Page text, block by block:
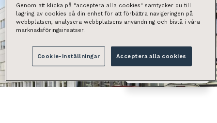
Genom att klicka på "acceptera alla cookies" samtycker du till
lagring av cookies på din enhet för att förbättra navigeringen på
webbplatsen, analysera webbplatsens användning och bistå i våra
marknadsföringsinsatser.
Cookie-inställningar Acceptera alla cookies